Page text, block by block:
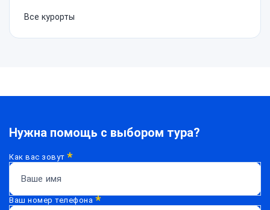
Все курорты
Нужна помощь с выбором тура?
Как вас зовут*
Ваш номер телефона *